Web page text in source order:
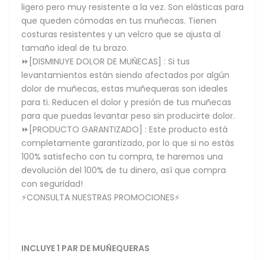
ligero pero muy resistente a la vez. Son elásticas para
que queden cómodas en tus muñecas. Tienen
costuras resistentes y un velcro que se ajusta al
tamaño ideal de tu brazo.
⏩[DISMINUYE DOLOR DE MUÑECAS] : Si tus
levantamientos están siendo afectados por algún
dolor de muñecas, estas muñequeras son ideales
para ti. Reducen el dolor y presión de tus muñecas
para que puedas levantar peso sin producirte dolor.
⏩[PRODUCTO GARANTIZADO] : Este producto está
completamente garantizado, por lo que si no estás
100% satisfecho con tu compra, te haremos una
devolución del 100% de tu dinero, así que compra
con seguridad!
⚡CONSULTA NUESTRAS PROMOCIONES⚡
INCLUYE 1 PAR DE MUÑEQUERAS